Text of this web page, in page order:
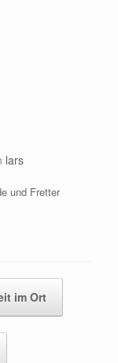
lars
und Fretter
im Ort